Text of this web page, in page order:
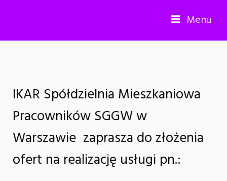
Menu
IKAR Spółdzielnia Mieszkaniowa
Pracowników SGGW w
Warszawie zaprasza do złożenia
ofert na realizację usługi pn.: